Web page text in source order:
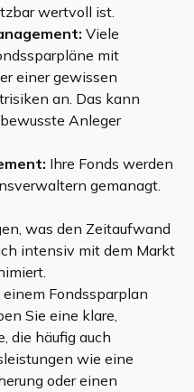
wertvoll ist.
Viele
mit
einer gewissen
an. Das kann
Anleger
Ihre Fonds werden
gemanagt.
was den Zeitaufwand
intensiv mit dem Markt
einem Fondssparplan
Sie eine klare,
die häufig auch
wie eine
oder einen